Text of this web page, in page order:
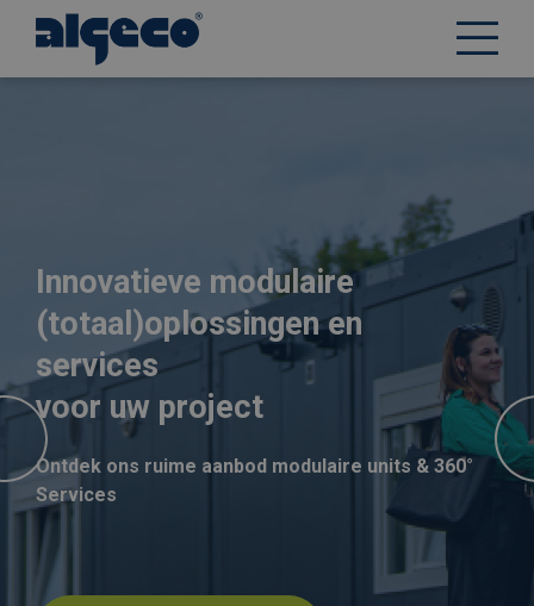
Innovatieve modulaire
(totaal)oplossingen en
services
voor uw project
Ontdek ons ruime aanbod modulaire units & 360°
Services